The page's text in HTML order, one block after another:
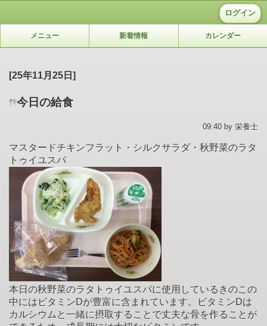
ログイン
メニュー 新着情報 カレンダー
[25年11月25日]
今日の給食
09:40 by 栄養士
マスタードチキンフラット・シルクサラダ・秋野菜のラタ
トゥイユスパ
本日の秋野菜のラタトゥイユスパに使用しているきのこの
中にはビタミンDが豊富に含まれています。ビタミンDは
カルシウムと一緒に摂取することで丈夫な骨を作ることが